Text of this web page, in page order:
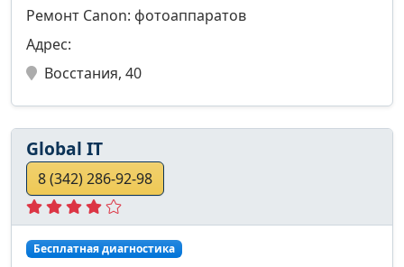
Ремонт Canon: фотоаппаратов
Адрес:
Восстания, 40
Global IT
8 (342) 286-92-98
Бесплатная диагностика